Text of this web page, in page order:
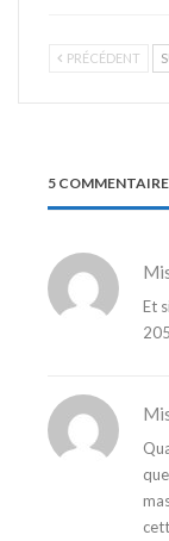
PRÉCÉDENT
5
Et